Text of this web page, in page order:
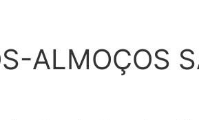
ALMOÇOS